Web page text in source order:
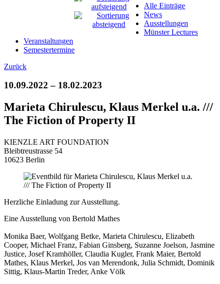
Alle Einträge
News
Ausstellungen
Münster Lectures
Veranstaltungen
Semestertermine
Zurück
10.09.2022 – 18.02.2023
Marieta Chirulescu, Klaus Merkel u.a. ///
The Fiction of Property II
KIENZLE ART FOUNDATION
Bleibtreustrasse 54
10623 Berlin
Herzliche Einladung zur Ausstellung.
Eine Ausstellung von Bertold Mathes
Monika Baer, Wolfgang Betke, Marieta Chirulescu, Elizabeth
Cooper, Michael Franz, Fabian Ginsberg, Suzanne Joelson, Jasmine
Justice, Josef Kramhöller, Claudia Kugler, Frank Maier, Bertold
Mathes, Klaus Merkel, Jos van Merendonk, Julia Schmidt, Dominik
Sittig, Klaus-Martin Treder, Anke Völk